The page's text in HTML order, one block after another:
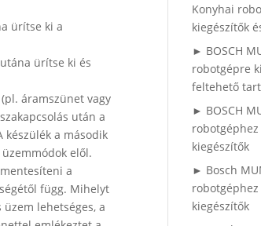
ürítse ki a
ürítse ki és
áramszünet vagy
után a
készülék a második
elől.
a
függ. Mihelyt
üzem lehetséges, a
Konyhai
kiegészítők
► BOSCH
robotgépre
feltehető
► BOSCH
kiegészítők
► Bosch
kiegészítők